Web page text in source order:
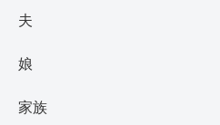
夫
娘
家族